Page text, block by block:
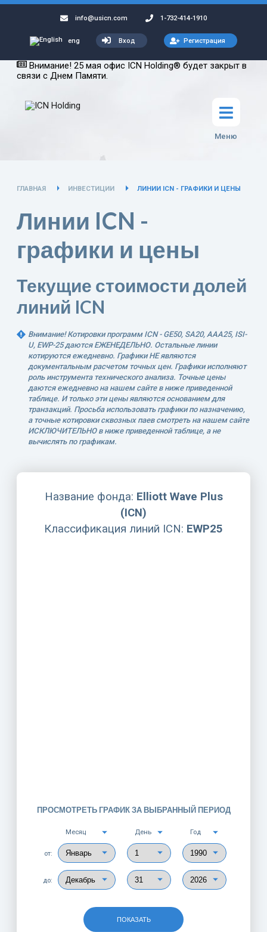
info@usicn.com 1-732-414-1910
eng Вход Регистрация
Внимание! 25 мая офис ICN Holding® будет закрыт в
связи с Днем Памяти.
Меню
ГЛАВНАЯ ИНВЕСТИЦИИ ЛИНИИ ICN - ГРАФИКИ И ЦЕНЫ
Линии ICN -
графики и цены
Текущие стоимости долей
линий ICN
Внимание! Котировки программ ICN - GE50, SA20, AAA25, ISI-
U, EWP-25 даются ЕЖЕНЕДЕЛЬНО. Остальные линии
котируются ежедневно. Графики НЕ являются
документальным расчетом точных цен. Графики исполняют
роль инструмента технического анализа. Точные цены
даются ежедневно на нашем сайте в ниже приведенной
таблице. И только эти цены являются основанием для
транзакций. Просьба использовать графики по назначению,
а точные котировки сквозных паев смотреть на нашем сайте
ИСКЛЮЧИТЕЛЬНО в ниже приведенной таблице, а не
вычислять по графикам.
Название фонда: Elliott Wave Plus
(ICN)
Классификация линий ICN: EWP25
ПРОСМОТРЕТЬ ГРАФИК ЗА ВЫБРАННЫЙ ПЕРИОД
Месяц День Год
от:
до:
ПОКАЗАТЬ